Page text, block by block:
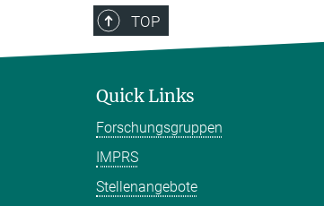
TOP
Quick Links
Forschungsgruppen
IMPRS
Stellenangebote